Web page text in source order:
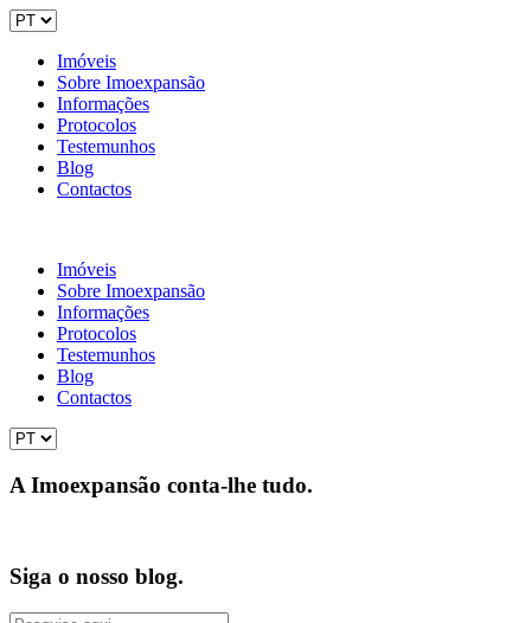
Imóveis
Sobre Imoexpansão
Informações
Protocolos
Testemunhos
Blog
Contactos
Imóveis
Sobre Imoexpansão
Informações
Protocolos
Testemunhos
Blog
Contactos
A Imoexpansão conta-lhe tudo.
Siga o nosso blog.